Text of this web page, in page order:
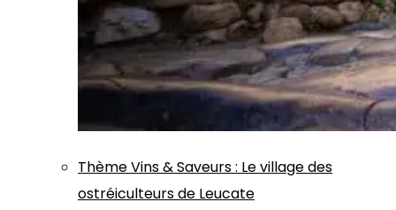
ThèmeVins & Saveurs: Le village des
ostréiculteurs de Leucate